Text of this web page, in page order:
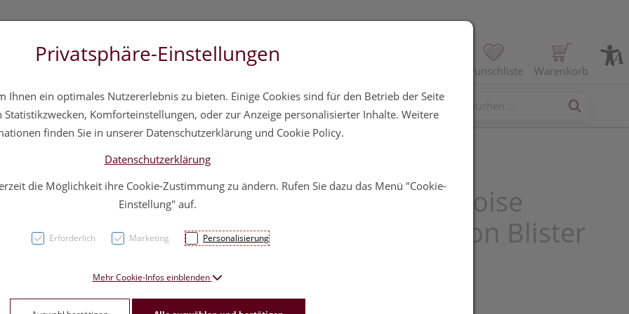
Wunschliste Warenkorb
Hautpflege Familie Nahrungsergänzung Diverses
Ohrenschutz Wellnoise
Ohrenstopfen Silikon Blister
Privatsphäre-Einstellungen
Ihnen ein optimales Nutzererlebnis zu bieten. Einige Cookies sind für den Betrieb der Seite
Komforteinstellungen, oder zur Anzeige personalisierter Inhalte. Weitere
finden Sie in unserer Datenschutzerklärung und Cookie Policy.
Datenschutzerklärung
die Möglichkeit ihre Cookie-Zustimmung zu ändern. Rufen Sie dazu das Menü "Cookie-
Einstellung" auf.
Erforderlich Marketing Personalisierung
Mehr Cookie-Infos einblenden